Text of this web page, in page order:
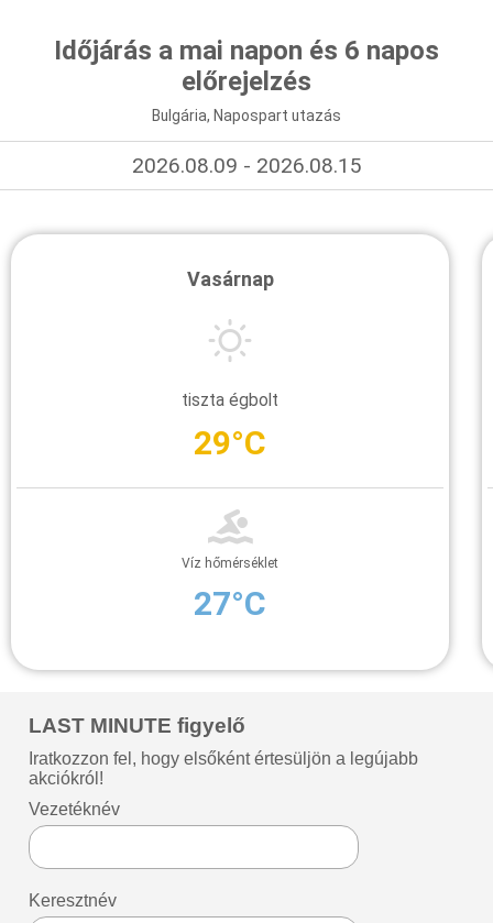
Időjárás a mai napon és 6 napos
előrejelzés
Bulgária, Napospart utazás
2026.08.09 - 2026.08.15
Vasárnap
tiszta égbolt
29°C
Víz hőmérséklet
27°C
LAST MINUTE figyelő
Iratkozzon fel, hogy elsőként értesüljön a legújabb
akciókról!
Vezetéknév
Keresztnév